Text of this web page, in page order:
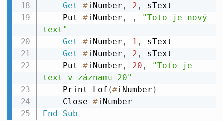
Get
#iNumber , 2 ,
sText
    Put
#iNumber , ,
"Toto je nový
text"
Get
#iNumber , 1 ,
sText
Get
#iNumber , 2 ,
sText
    Put
#iNumber , 20 ,
"Toto je
text v záznamu 20"
    Print Lof
(#iNumber )
    Close
#
End
Sub